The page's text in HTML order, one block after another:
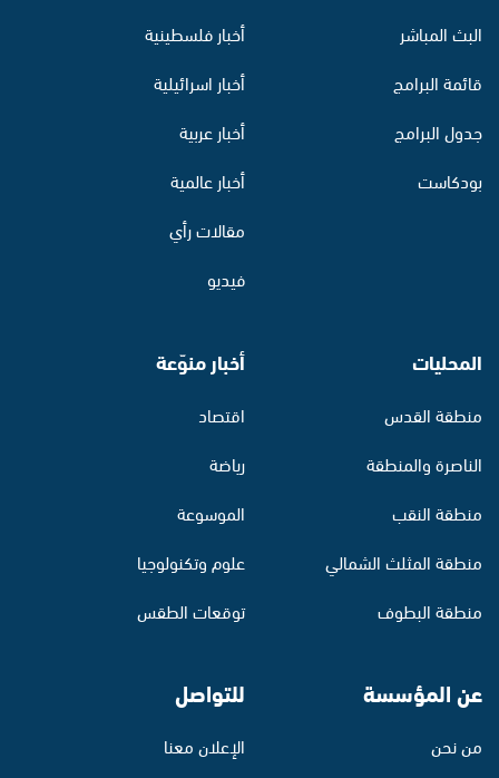
البث المباشر
قائمة البرامج
جدول البرامج
بودكاست
أخبار فلسطينية
أخبار اسرائيلية
أخبار عربية
أخبار عالمية
مقالات رأي
فيديو
المحليات
منطقة القدس
الناصرة والمنطقة
منطقة النقب
منطقة المثلث الشمالي
منطقة البطوف
أخبار منوّعة
اقتصاد
رياضة
الموسوعة
علوم وتكنولوجيا
توقعات الطقس
عن المؤسسة
من نحن
للتواصل
الإعلان معنا